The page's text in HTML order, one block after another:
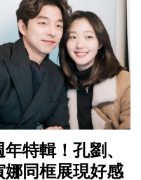
特輯！孔劉、
同框展現好感